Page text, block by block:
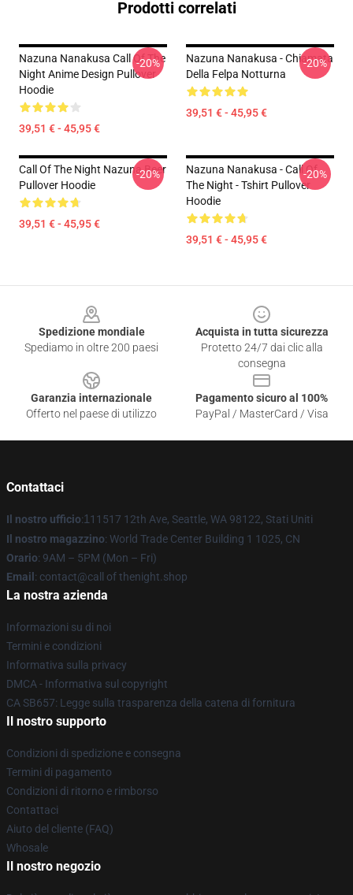
Prodotti correlati
Nazuna Nanakusa Call Of The
Night Anime Design Pullover
Hoodie
39,51 € - 45,95 €
-20%
Nazuna Nanakusa - Chiamata
Della Felpa Notturna
39,51 € - 45,95 €
-20%
Call Of The Night Nazuna Beer
Pullover Hoodie
39,51 € - 45,95 €
-20%
Nazuna Nanakusa - Call Of
The Night - Tshirt Pullover
Hoodie
39,51 € - 45,95 €
-20%
Spedizione mondiale
Spediamo in oltre 200 paesi
Acquista in tutta sicurezza
Protetto 24/7 dai clic alla
consegna
Garanzia internazionale
Offerto nel paese di utilizzo
Pagamento sicuro al 100%
PayPal / MasterCard / Visa
Contattaci
Il nostro ufficio:1 11517 12th Ave, Seattle, WA 98122, Stati Uniti
Il nostro magazzino: World Trade Center Building 1 1025, CN
Orario: 9AM – 5PM (Mon – Fri)
Email : contact@call of thenight.shop
La nostra azienda
Informazioni su di noi
Termini e condizioni
Informativa sulla privacy
DMCA - Informativa sul copyright
CA SB657: Legge sulla trasparenza della catena di fornitura
Il nostro supporto
Condizioni di spedizione e consegna
Termini di pagamento
Condizioni di ritorno e rimborso
Contattaci
Aiuto del cliente (FAQ)
Whosale
Il nostro negozio